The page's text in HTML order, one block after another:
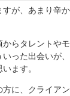
が、あまり辛
らタレントや
った出会いが
ます。
に、クライア